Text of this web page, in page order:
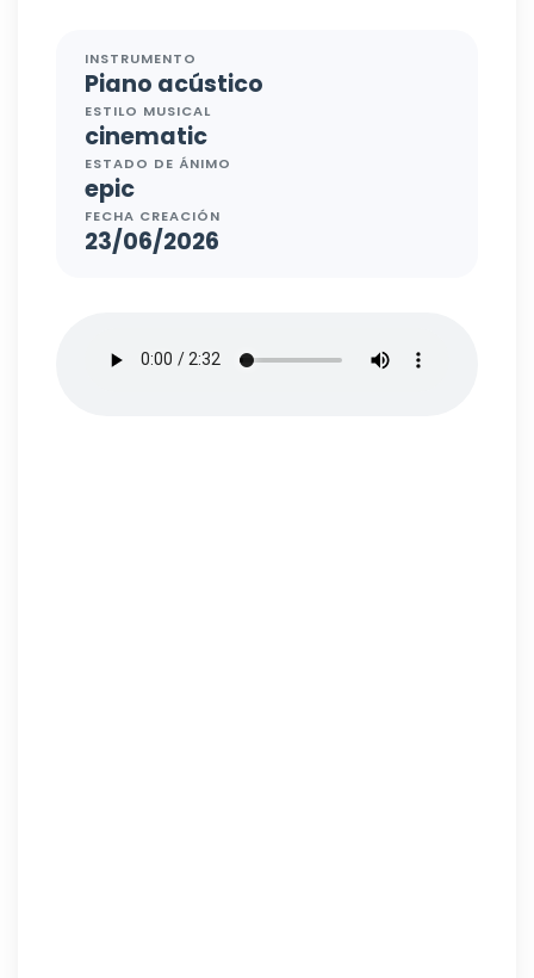
INSTRUMENTO
Piano acústico
ESTILO MUSICAL
cinematic
ESTADO DE ÁNIMO
epic
FECHA CREACIÓN
23/06/2026